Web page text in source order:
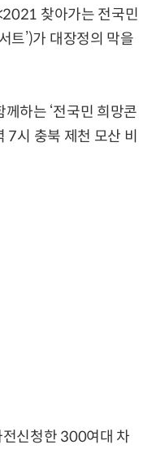
찾아가는 전국민
트’)가 대장정의 막을
하는 ‘전국민 희망콘
7시 충북 제천 모산 비
신청한 300여대 차